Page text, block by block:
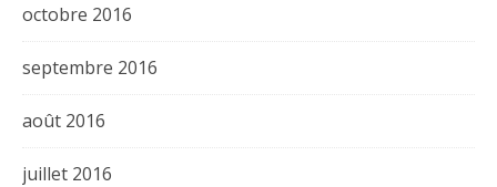
octobre 2016
septembre 2016
août 2016
juillet 2016